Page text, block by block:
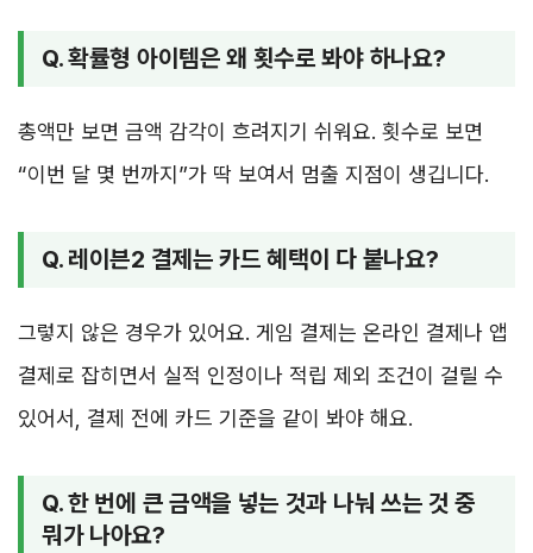
Q. 확률형 아이템은 왜 횟수로 봐야 하나요?
총액만 보면 금액 감각이 흐려지기 쉬워요. 횟수로 보면
“이번 달 몇 번까지”가 딱 보여서 멈출 지점이 생깁니다.
Q. 레이븐2 결제는 카드 혜택이 다 붙나요?
그렇지 않은 경우가 있어요. 게임 결제는 온라인 결제나 앱
결제로 잡히면서 실적 인정이나 적립 제외 조건이 걸릴 수
있어서, 결제 전에 카드 기준을 같이 봐야 해요.
Q. 한 번에 큰 금액을 넣는 것과 나눠 쓰는 것 중
뭐가 나아요?